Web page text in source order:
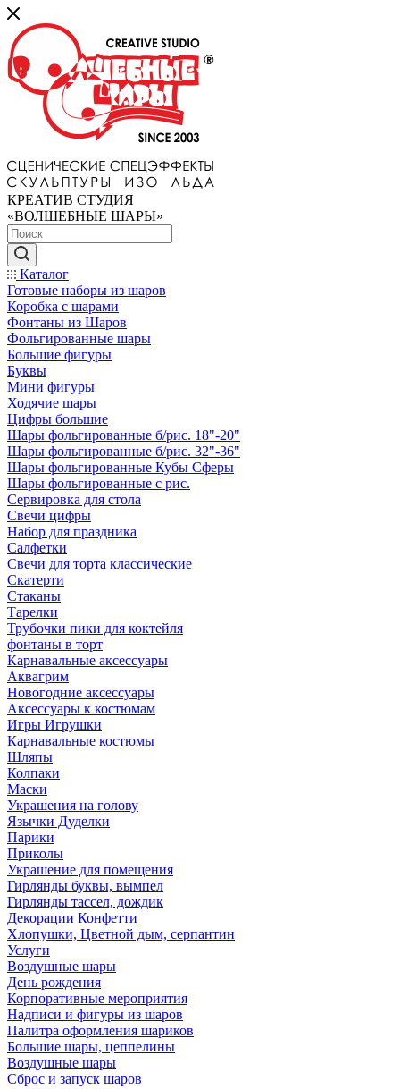
КРЕАТИВ СТУДИЯ
«ВОЛШЕБНЫЕ ШАРЫ»
Каталог
Готовые наборы из шаров
Коробка с шарами
Фонтаны из Шаров
Фольгированные шары
Большие фигуры
Буквы
Мини фигуры
Ходячие шары
Цифры большие
Шары фольгированные б/рис. 18"-20"
Шары фольгированные б/рис. 32"-36"
Шары фольгированные Кубы Сферы
Шары фольгированные с рис.
Сервировка для стола
Свечи цифры
Набор для праздника
Салфетки
Свечи для торта классические
Скатерти
Стаканы
Тарелки
Трубочки пики для коктейля
фонтаны в торт
Карнавальные аксессуары
Аквагрим
Новогодние аксессуары
Аксессуары к костюмам
Игры Игрушки
Карнавальные костюмы
Шляпы
Колпаки
Маски
Украшения на голову
Язычки Дуделки
Парики
Приколы
Украшение для помещения
Гирлянды буквы, вымпел
Гирлянды тассел, дождик
Декорации Конфетти
Хлопушки, Цветной дым, серпантин
Услуги
Воздушные шары
День рождения
Корпоративные мероприятия
Надписи и фигуры из шаров
Палитра оформления шариков
Большие шары, цеппелины
Воздушные шары
Сброс и запуск шаров